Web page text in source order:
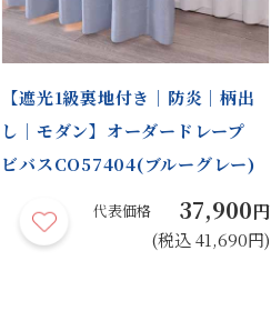
【遮光1級裏地付き｜防炎｜柄出
し｜モダン】オーダードレープ
ビバスCO57404(ブルーグレー)
代表価格 37,900円
(税込 41,690円)